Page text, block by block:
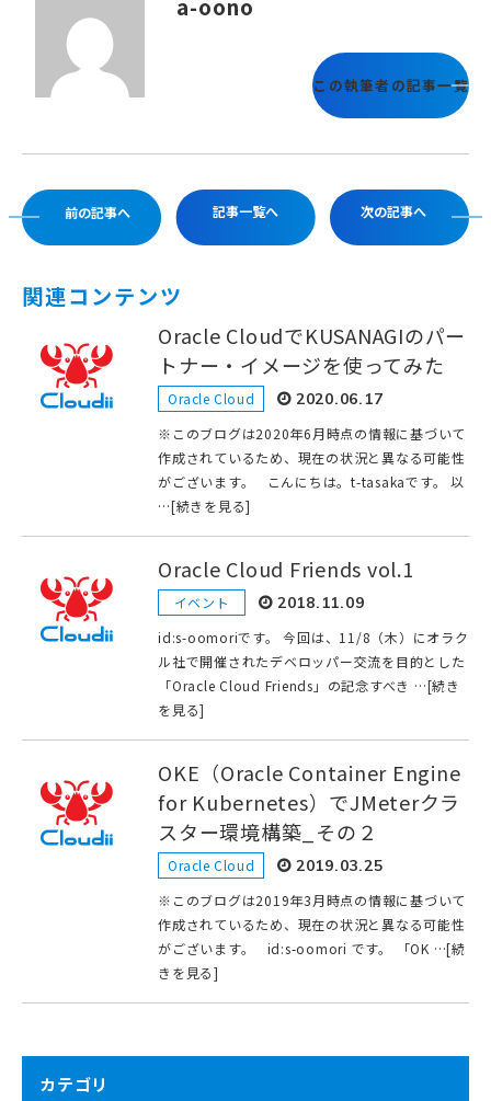
a-oono
この執筆者の記事一覧
前の記事へ 記事一覧へ 次の記事へ
関連コンテンツ
Oracle CloudでKUSANAGIのパー
トナー・イメージを使ってみた
Oracle Cloud 2020.06.17
※このブログは2020年6月時点の情報に基づいて
作成されているため、現在の状況と異なる可能性
がございます。 こんにちは。t-tasakaです。 以
…[続きを見る]
Oracle Cloud Friends vol.1
イベント 2018.11.09
id:s-oomoriです。 今回は、11/8（木）にオラク
ル社で開催されたデベロッパー交流を目的とした
「Oracle Cloud Friends」の記念すべき …[続き
を見る]
OKE（Oracle Container Engine
for Kubernetes）でJMeterクラ
スター環境構築_その２
Oracle Cloud 2019.03.25
※このブログは2019年3月時点の情報に基づいて
作成されているため、現在の状況と異なる可能性
がございます。 id:s-oomori です。 「OK …[続
きを見る]
カテゴリ